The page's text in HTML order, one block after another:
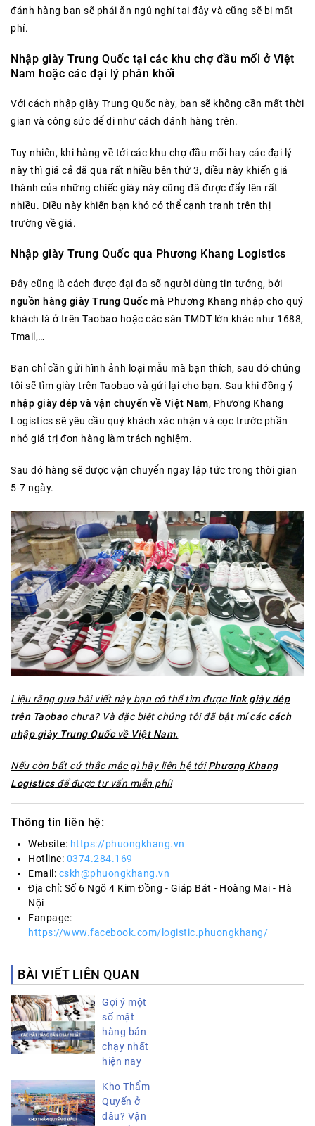
đánh hàng bạn sẽ phải ăn ngủ nghỉ tại đây và cũng sẽ bị mất
phí.
Nhập giày Trung Quốc tại các khu chợ đầu mối ở Việt
Nam hoặc các đại lý phân khối
Với cách nhập giày Trung Quốc này, bạn sẽ không cần mất thời
gian và công sức để đi như cách đánh hàng trên.
Tuy nhiên, khi hàng về tới các khu chợ đầu mối hay các đại lý
này thì giá cả đã qua rất nhiều bên thứ 3, điều này khiến giá
thành của những chiếc giày này cũng đã được đẩy lên rất
nhiều. Điều này khiến bạn khó có thể cạnh tranh trên thị
trường về giá.
Nhập giày Trung Quốc qua Phương Khang Logistics
Đây cũng là cách được đại đa số người dùng tin tưởng, bởi
nguồn hàng giày Trung Quốc mà Phương Khang nhập cho quý
khách là ở trên Taobao hoặc các sàn TMDT lớn khác như 1688,
Tmail,…
Bạn chỉ cần gửi hình ảnh loại mẫu mà bạn thích, sau đó chúng
tôi sẽ tìm giày trên Taobao và gửi lại cho bạn. Sau khi đồng ý
nhập giày dép và vận chuyển về Việt Nam, Phương Khang
Logistics sẽ yêu cầu quý khách xác nhận và cọc trước phần
nhỏ giá trị đơn hàng làm trách nghiệm.
Sau đó hàng sẽ được vận chuyển ngay lập tức trong thời gian
5-7 ngày.
Liệu rằng qua bài viết này bạn có thể tìm đượclink giày dép
trên Taobaochưa? Và đặc biệt chúng tôi đã bật mí các cách
nhập giày Trung Quốc về Việt Nam.
Nếu còn bất cứ thắc mắc gì hãy liên hệ tớiPhương Khang
Logisticsđể được tư vấn miễn phí!
Thông tin liên hệ:
Website: https://phuongkhang.vn
Hotline: 0374.284.169
Email: cskh@phuongkhang.vn
Địa chỉ: Số 6 Ngõ 4 Kim Đồng - Giáp Bát - Hoàng Mai - Hà
Nội
Fanpage:
https://www.facebook.com/logistic.phuongkhang/
BÀI VIẾT LIÊN QUAN
Gợi ý một
số mặt
hàng bán
chạy nhất
hiện nay
Kho Thẩm
Quyến ở
đâu? Vận